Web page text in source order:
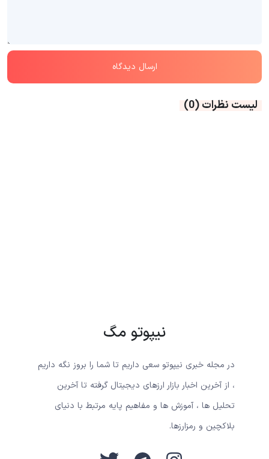
لیست نظرات(0)
نیپوتو مگ
در مجله خبری نیپوتو سعی داریم تا شما را بروز نگه داریم
، از آخرین اخبار بازار ارزهای دیجیتال گرفته تا آخرین
تحلیل ها ، آموزش ها و مفاهیم پایه مرتبط با دنیای
بلاکچین و رمزارزها.